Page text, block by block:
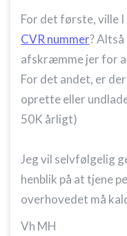
For det første, ville I
CVR nummer?
afskræmme jer for
For det andet, er
oprette eller
50K årligt)
Jeg vil selvfølgelig
henblik på at tjene
overhovedet må
Vh MH